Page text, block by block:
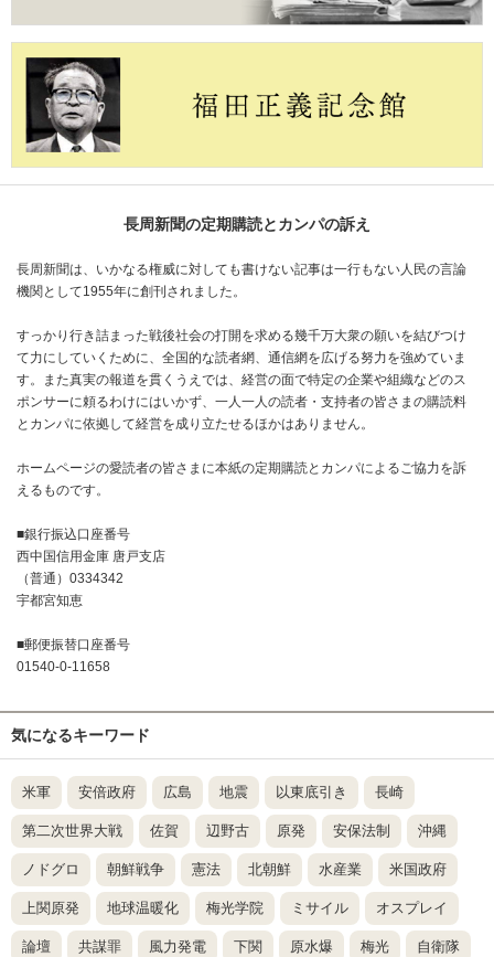
長周新聞の定期購読とカンパの訴え
長周新聞は、いかなる権威に対しても書けない記事は一行もない人民の言論
機関として1955年に創刊されました。
すっかり行き詰まった戦後社会の打開を求める幾千万大衆の願いを結びつけ
て力にしていくために、全国的な読者網、通信網を広げる努力を強めていま
す。また真実の報道を貫くうえでは、経営の面で特定の企業や組織などのス
ポンサーに頼るわけにはいかず、一人一人の読者・支持者の皆さまの購読料
とカンパに依拠して経営を成り立たせるほかはありません。
ホームページの愛読者の皆さまに本紙の定期購読とカンパによるご協力を訴
えるものです。
■銀行振込口座番号
西中国信用金庫 唐戸支店
（普通）0334342
宇都宮知恵
■郵便振替口座番号
01540-0-11658
気になるキーワード
米軍 安倍政府 広島 地震 以東底引き 長崎
第二次世界大戦 佐賀 辺野古 原発 安保法制 沖縄
ノドグロ 朝鮮戦争 憲法 北朝鮮 水産業 米国政府
上関原発 地球温暖化 梅光学院 ミサイル オスプレイ
論壇 共謀罪 風力発電 下関 原水爆 梅光 自衛隊